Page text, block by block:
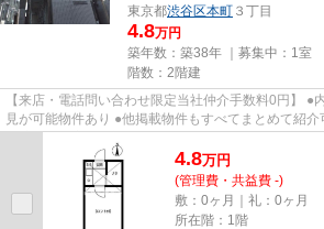
東京都渋谷区本町 ３丁目
4.8万円
築年数：築38年 ｜募集中： 1室
階数：2階建
【来店・電話問い合わせ限定当社仲介手数料0円】 ●
見が可能物件あり ●他掲載物件もすべてまとめて紹
4.8万円
(管理費・共益費 -)
敷：0ヶ月｜礼：0ヶ月
所在階：1階